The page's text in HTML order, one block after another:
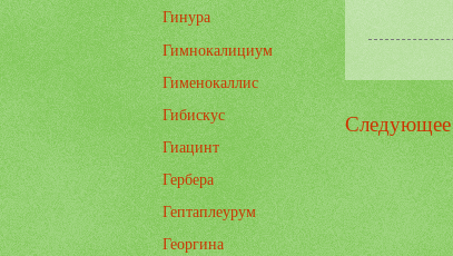
Следующее
Гинура
Гимнокалициум
Гименокаллис
Гибискус
Гиацинт
Гербера
Гептаплеурум
Георгина